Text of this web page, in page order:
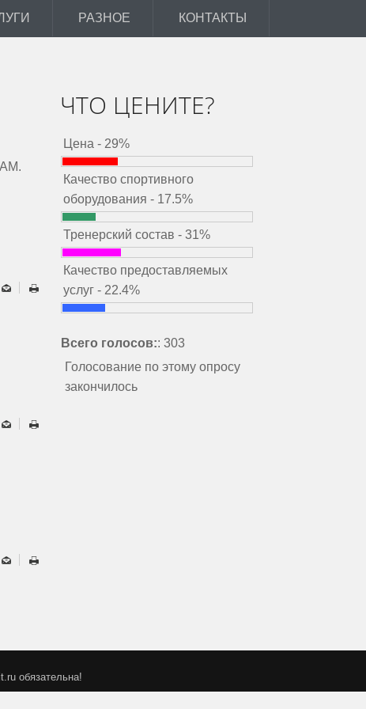
РАЗНОЕ КОНТАКТЫ
ЧТО ЦЕНИТЕ?
Цена - 29%
Качество спортивного
оборудования - 17.5%
Тренерский состав - 31%
Качество предоставляемых
услуг - 22.4%
Всего голосов:: 303
Голосование по этому опросу
закончилось
обязательна!